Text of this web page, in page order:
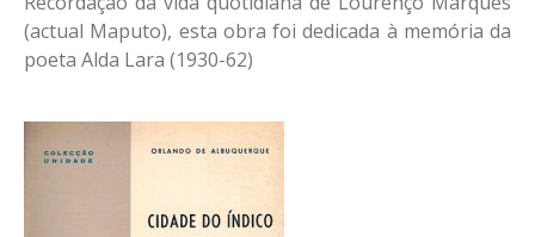
NEVIS
Contatos
(actual Maputo), esta obra foi dedicada à memória da
poeta Alda Lara (1930-62)